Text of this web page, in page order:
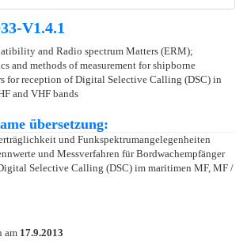
V1.4.1
and Radio spectrum Matters (ERM);
and methods of measurement for shipborne
for reception of Digital Selective Calling (DSC) in
and VHF bands
übersetzung:
und Funkspektrumangelegenheiten
und Messverfahren für Bordwachempfänger
Selective Calling (DSC) im maritimen MF, MF /
am 17.9.2013